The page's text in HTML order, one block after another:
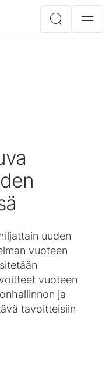
uuden
vuoteen
vuoteen
ja
tavoitteisiin